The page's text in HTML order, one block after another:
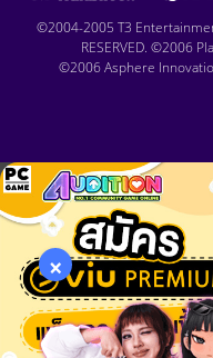
©2004-2005 T3
RESERVED. ©2006
©2006 Asphere
×